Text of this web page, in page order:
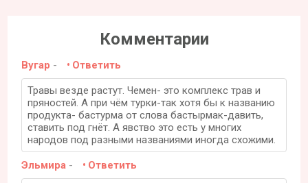
Комментарии
Вугар - Ответить
Травы везде растут. Чемен- это комплекс трав и
пряностей. А при чём турки-так хотя бы к названию
продукта- бастурма от слова бастырмак-давить,
ставить под гнёт. А явство это есть у многих
народов под разными названиями иногда схожими.
Эльмира - Ответить